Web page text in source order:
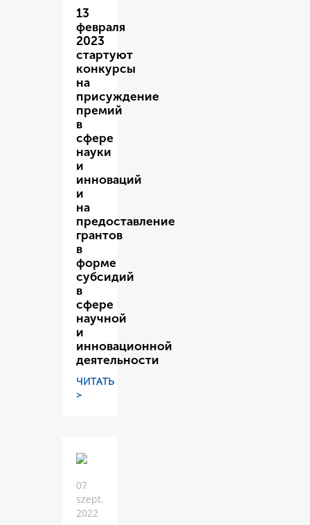
13
февраля
2023
стартуют
конкурсы
на
присуждение
премий
в
сфере
науки
и
инноваций
и
на
предоставление
грантов
в
форме
субсидий
в
сфере
научной
и
инновационной
деятельности
ЧИТАТЬ
>
07
szept.
2022